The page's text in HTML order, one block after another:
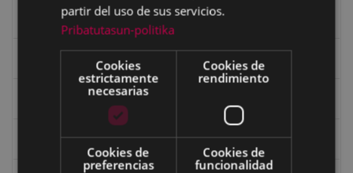
Eibartarren ahotan
Fondo Bolumburu
Fondo Carlos Narbaiza
partir del uso de sus servicios.
Pribatutasun-politika
Cookies
estrictamente
necesarias
Cookies de
rendimiento
Cookies de
preferencias
Cookies de
funcionalidad